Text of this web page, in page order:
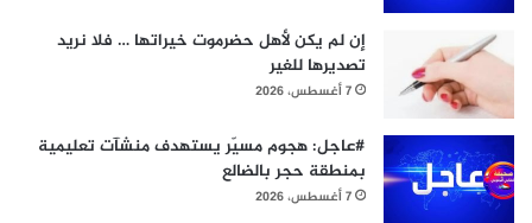
إن لم يكن لأهل حضرموت خيراتها … فلا نريد
تصديرها للغير
7 أغسطس، 2026
#عاجل: هجوم مسيّر يستهدف منشآت تعليمية
بمنطقة حجر بالضالع
7 أغسطس، 2026